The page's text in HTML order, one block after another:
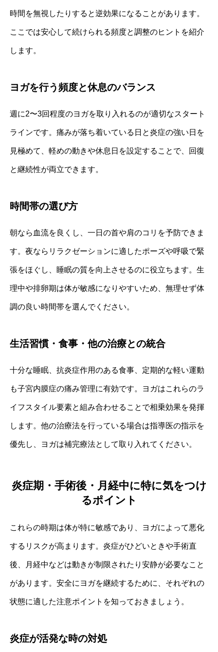
時間を無視したりすると逆効果になることがあります。
ここでは安心して続けられる頻度と調整のヒントを紹介
します。
ヨガを行う頻度と休息のバランス
週に2〜3回程度のヨガを取り入れるのが適切なスタート
ラインです。痛みが落ち着いている日と炎症の強い日を
見極めて、軽めの動きや休息日を設定することで、回復
と継続性が両立できます。
時間帯の選び方
朝なら血流を良くし、一日の首や肩のコリを予防できま
す。夜ならリラクゼーションに適したポーズや呼吸で緊
張をほぐし、睡眠の質を向上させるのに役立ちます。生
理中や排卵期は体が敏感になりやすいため、無理せず体
調の良い時間帯を選んでください。
生活習慣・食事・他の治療との統合
十分な睡眠、抗炎症作用のある食事、定期的な軽い運動
も子宮内膜症の痛み管理に有効です。ヨガはこれらのラ
イフスタイル要素と組み合わせることで相乗効果を発揮
します。他の治療法を行っている場合は指導医の指示を
優先し、ヨガは補完療法として取り入れてください。
炎症期・手術後・月経中に特に気をつけ
るポイント
これらの時期は体が特に敏感であり、ヨガによって悪化
するリスクが高まります。炎症がひどいときや手術直
後、月経中などは動きが制限されたり安静が必要なこと
があります。安全にヨガを継続するために、それぞれの
状態に適した注意ポイントを知っておきましょう。
炎症が活発な時の対処